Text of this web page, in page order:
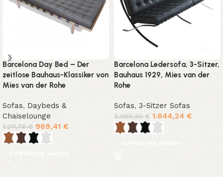
Barcelona Day Bed – Der
zeitlose Bauhaus-Klassiker von
Mies van der Rohe
Sofas, Daybeds &
Chaiselounge
1.211,76€ 969,41€
Ausführung wählen
Barcelona Ledersofa, 3-Sitzer,
Bauhaus 1929, Mies van der
Rohe
Sofas,3-Sitzer Sofas
2.055,30€ 1.644,24 €
Ausführung wählen